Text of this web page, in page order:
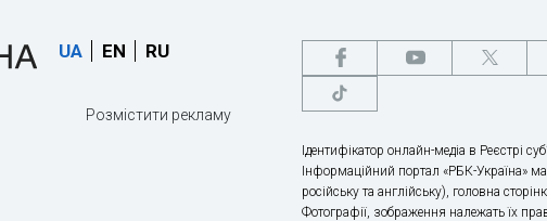
UA EN RU
Розмістити рекламу
Ідентифікатор онлайн-медіа в Реєстрі
Інформаційний портал «РБК-Україна»
російську та англійську), головна
Фотографії, зображення належать їх